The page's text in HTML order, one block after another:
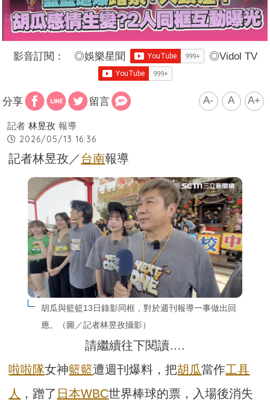
影音訂閱： ◎娛樂星聞 ◎Vidol TV
分享 留言 A- A A+
記者 林昱孜 報導
2026/05/13 16:36
記者林昱孜／台南報導
胡瓜與籃籃13日錄影同框，對於週刊報導一事做出回
應。（圖／記者林昱孜攝影）
請繼續往下閱讀….
啦啦隊女神籃籃遭週刊爆料，把胡瓜當作工具
人 ，蹭了 日本WBC世界棒球的票，入場後消失